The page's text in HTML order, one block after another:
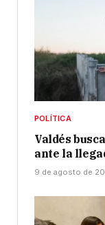
POLÍTICA
Valdés
ante la
9 de agosto de